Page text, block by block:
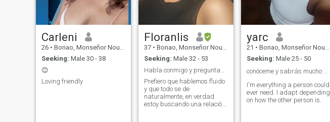
Carleni
26 • Bonao, Monseñor Nouel, Dominican Republic
Seeking: Male 30 - 38
😊
Loving friendly
Floranlis
37 • Bonao, Monseñor Nouel, Dominican Republic
Seeking: Male 32 - 53
Prefiero que hablemos fluido
y que todo se de
naturalmente, en verdad
estoy buscando una relación
yarc
21 • Bonao, Monseñor Nouel, Dominican Republic
Seeking: Male 25 - 50
I'm everything a person could
ever need. I adapt depending
on how the other person is.